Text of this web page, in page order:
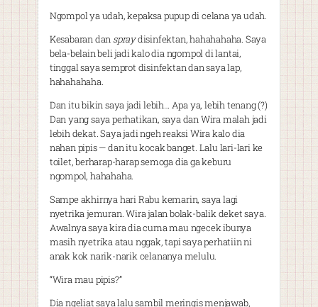
Ngompol ya udah, kepaksa pupup di celana ya udah.
Kesabaran dan spraydisinfektan, hahahahaha. Saya
bela-belain beli jadi kalo dia ngompol di lantai,
tinggal saya semprot disinfektan dan saya lap,
hahahahaha.
Dan itu bikin saya jadi lebih… Apa ya, lebih tenang (?)
Dan yang saya perhatikan, saya dan Wira malah jadi
lebih dekat. Saya jadi ngeh reaksi Wira kalo dia
nahan pipis — dan itu kocak banget. Lalu lari-lari ke
toilet, berharap-harap semoga dia ga keburu
ngompol, hahahaha.
Sampe akhirnya hari Rabu kemarin, saya lagi
nyetrika jemuran. Wira jalan bolak-balik deket saya.
Awalnya saya kira dia cuma mau ngecek ibunya
masih nyetrika atau nggak, tapi saya perhatiin ni
anak kok narik-narik celananya melulu.
“Wira mau pipis?”
Dia ngeliat saya lalu sambil meringis menjawab,